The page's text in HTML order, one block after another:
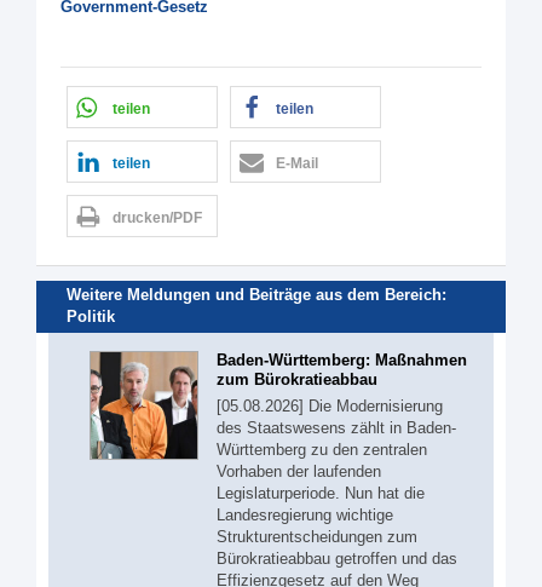
Government-Gesetz
teilen teilen
teilen E-Mail
drucken/PDF
Weitere Meldungen und Beiträge aus dem Bereich:
Politik
Baden-Württemberg: Maßnahmen
zum Bürokratieabbau
[05.08.2026] Die Modernisierung
des Staatswesens zählt in Baden-
Württemberg zu den zentralen
Vorhaben der laufenden
Legislaturperiode. Nun hat die
Landesregierung wichtige
Strukturentscheidungen zum
Bürokratieabbau getroffen und das
Effizienzgesetz auf den Weg